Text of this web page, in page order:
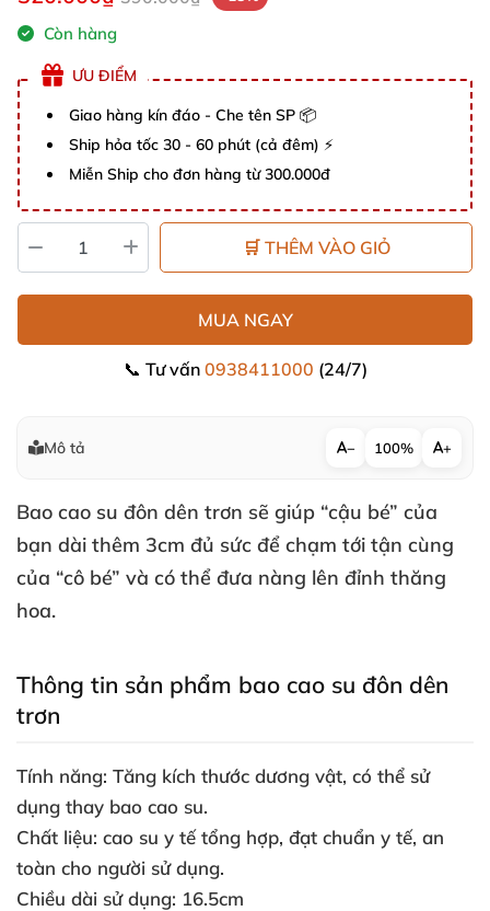
Còn hàng
ƯU ĐIỂM
Giao hàng kín đáo - Che tên SP 📦
Ship hỏa tốc 30 - 60 phút (cả đêm) ⚡
Miễn Ship cho đơn hàng từ 300.000đ
🛒 THÊM VÀO GIỎ
MUA NGAY
📞 Tư vấn 0938411000 (24/7)
Mô tả − 100% +
Bao cao su đôn dên trơn sẽ giúp “cậu bé” của
bạn dài thêm 3cm đủ sức để chạm tới tận cùng
của “cô bé” và có thể đưa nàng lên đỉnh thăng
hoa.
Thông tin sản phẩm bao cao su đôn dên
trơn
Tính năng: Tăng kích thước dương vật, có thể sử
dụng thay bao cao su.
Chất liệu: cao su y tế tổng hợp, đạt chuẩn y tế, an
toàn cho người sử dụng.
Chiều dài sử dụng: 16.5cm